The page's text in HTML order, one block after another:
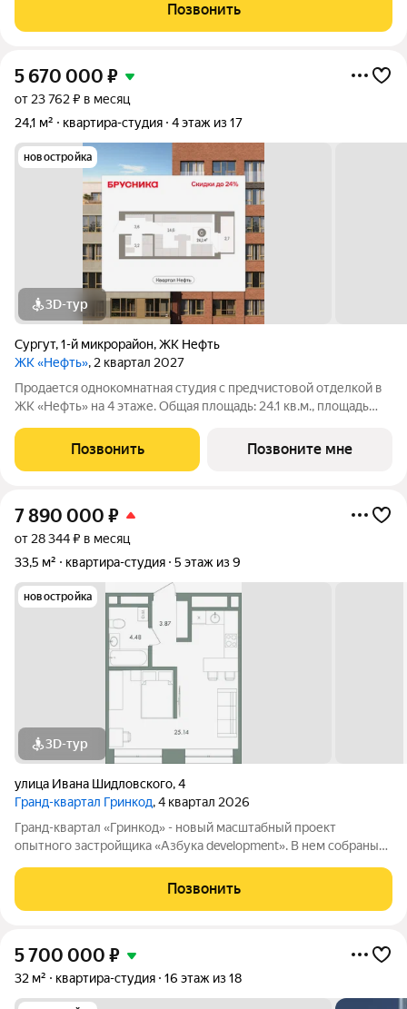
каждом этапе реализации проекта
Позвонить
5 670 000 ₽
от 23 762 ₽ в месяц
24,1 м²
квартира-студия 4 этаж из 17
новостройка
3D-тур
Сургут,1-й микрорайон,ЖК Нефть
ЖК «Нефть», 2 квартал 2027
Продается однокомнатная студия с предчистовой отделкой в
ЖК «Нефть» на 4 этаже. Общая площадь: 24.1 кв.м., площадь
зону. Все окна выходят на одну сторону. В квартире один
балкон, один
Позвонить Позвоните мне
7 890 000 ₽
от 28 344 ₽ в месяц
33,5 м²
квартира-студия 5 этаж из 9
новостройка
3D-тур
улица Ивана Шидловского,4
Гранд-квартал Гринкод, 4 квартал 2026
Гранд-квартал «Гринкод» - новый масштабный проект
опытного застройщика «Азбука development». В нем собраны
чтобы создать среду для счастливой семейной жизни. Квартал
расположен в 44 микрорайоне
Позвонить
5 700 000 ₽
32 м² квартира-студия 16 этаж из 18